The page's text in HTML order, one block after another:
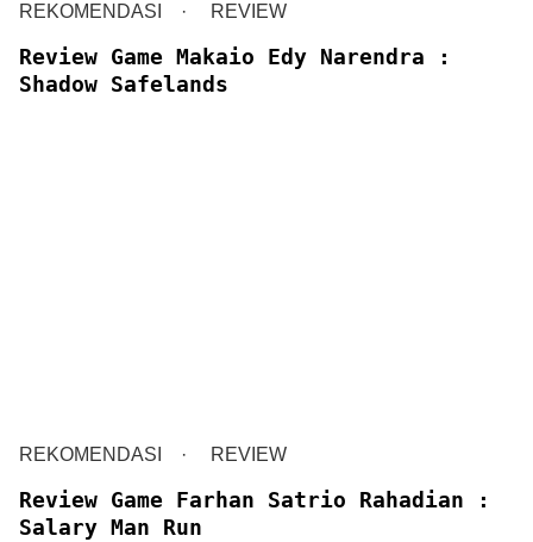
REKOMENDASI REVIEW
Review Game Makaio Edy Narendra :
Shadow Safelands
REKOMENDASI REVIEW
Review Game Farhan Satrio Rahadian :
Salary Man Run